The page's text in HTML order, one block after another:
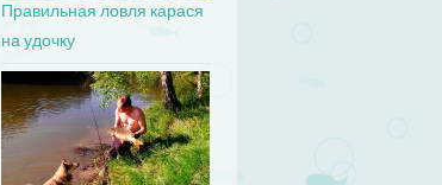
Правильная ловля карася
на удочку